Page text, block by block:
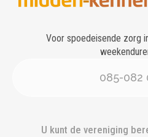
Voor spoedeisende zorg
085-082
U kunt de vereniging